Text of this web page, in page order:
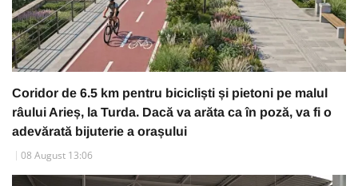
Coridor de 6.5 km pentru bicicliști și pietoni pe malul
râului Arieș, la Turda. Dacă va arăta ca în poză, va fi o
adevărată bijuterie a orașului
08 August 13:06